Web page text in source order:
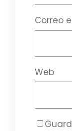
Correo
Web